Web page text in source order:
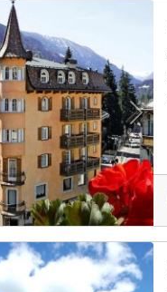
Next